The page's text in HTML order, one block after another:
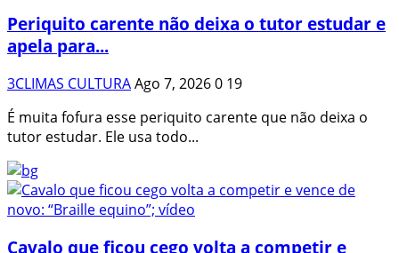
Periquito carente não deixa o tutor estudar e
apela para...
3CLIMAS CULTURAAgo 7, 20260 19
É muita fofura esse periquito carente que não deixa o
tutor estudar. Ele usa todo...
Cavalo que ficou cego volta a competir e